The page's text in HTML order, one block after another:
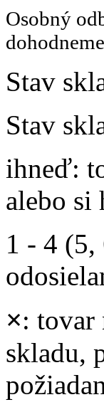
Osobný
Stav
Stav
ihneď:
alebo si
1 - 4
×: tovar
skladu,